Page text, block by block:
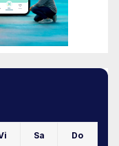
Sa Do